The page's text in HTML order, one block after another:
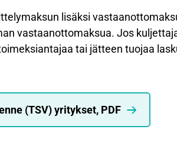
lisäksi
vastaanottomaksua. Jos
tai jätteen tuojaa
(TSV) yritykset, PDF